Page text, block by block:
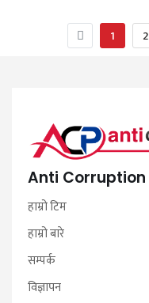
1 2
Anti
हाम्रो टिम
हाम्रो बारे
सम्पर्क
विज्ञापन